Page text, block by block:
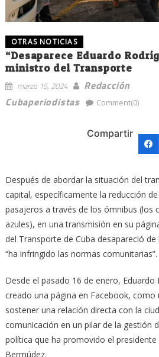
OTRAS NOTICIAS
“Desaparece Eduardo
ministro del Transporte
marzo 15, 2024
Redacción
Cubaperiodistas
Comment(0)
Compartir
Después de abordar la situación del
capital, específicamente la reducción
pasajeros a través de los ómnibus (los
azules), en una transmisión en su
del Transporte de Cuba desapareció
“ha infringido las normas comunitarias”.
Desde el pasado 16 de enero, Eduardo
creado una página en Facebook, como
sostener una relación directa con la
comunicación en un pilar de la gestión
política que ha promovido el presidente
Bermúdez.